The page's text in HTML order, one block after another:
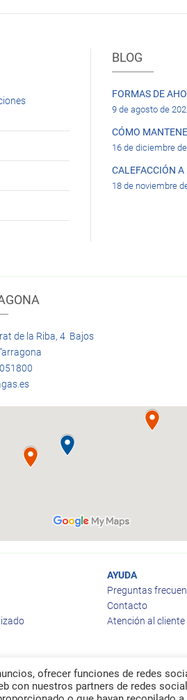
BLOG
FORMAS DE
9 de agosto de
CÓMO
16 de diciembre
CALEFACCIÓN A
18 de noviembre
de la Riba, 4 Bajos
AYUDA
Preguntas
Contacto
Atención al cliente
ofrecer funciones de redes
con nuestros partners de redes